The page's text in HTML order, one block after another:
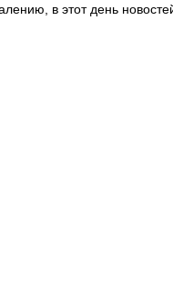
в этот день